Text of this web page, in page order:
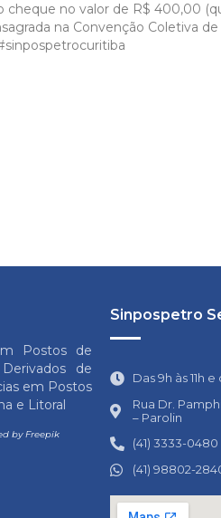
cheque no valor de R$ 400,00
na Convenção Coletiva de
Postos de
de
em Postos
e Litoral
by Freepik
Sinpospetro
Das 9h às 11h e
Rua Dr.
– Parolin
(41) 3333-0480
(41) 98802-